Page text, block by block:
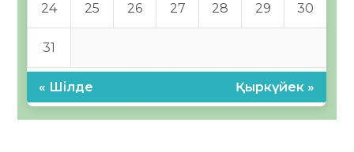
24 25 26 27 28 29 30
31
« Шілде Қыркүйек »